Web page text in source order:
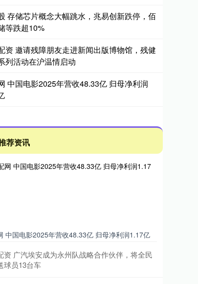
存储芯片概念大幅跳水，兆易创新跌停，佰
等跌超10%
资 邀请残障朋友走进新闻出版博物馆，残健
列活动在沪温情启动
中国电影2025年营收48.33亿 归母净利润
荐资讯
中国电影2025年营收48.33亿 归母净利润1.17亿
资 广汽埃安成为永州队战略合作伙伴，将全民
球员13台车